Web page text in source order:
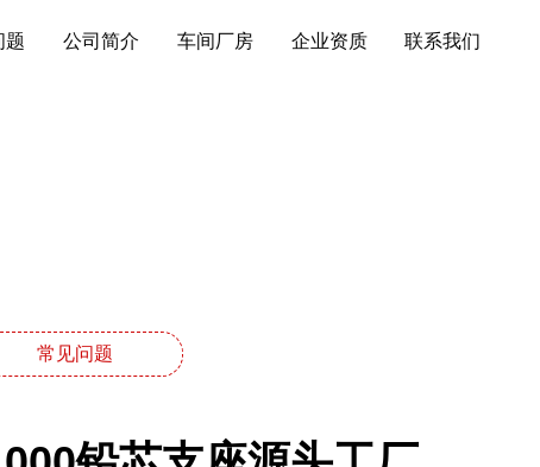
题 公司简介 车间厂房 企业资质 联系我们
常见问题